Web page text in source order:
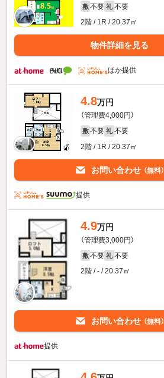
敷 不要 礼 不要
2階 / 1R / 20.37㎡
物件詳細を見る
ほか提供
4.8万円
（管理費4,000円）
敷 不要 礼 不要
2階 / 1R / 20.37㎡
お問い合わせ （無料）
提供
4.9万円
（管理費3,000円）
敷 不要 礼 不要
2階 / - / 20.37㎡
お問い合わせ （無料）
提供